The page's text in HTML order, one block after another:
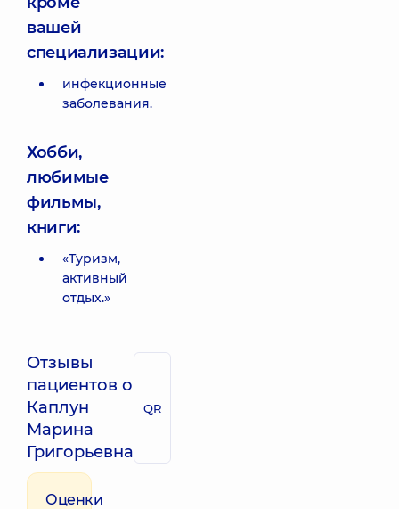
вашей
специализации:
инфекционные
заболевания.
Хобби,
любимые
фильмы,
книги:
«Туризм,
активный
отдых.»
Отзывы
пациентов о
Каплун
Марина
Григорьевна
QR
Оценки